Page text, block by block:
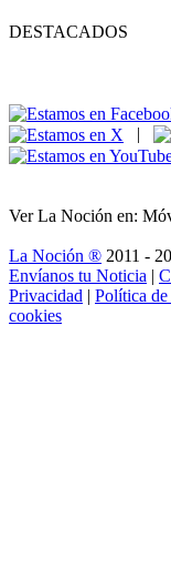
DESTACADOS
|
Ver La Noción en:
La Noción ® 2011 -
Envíanos tu Noticia |
Privacidad | Política
cookies